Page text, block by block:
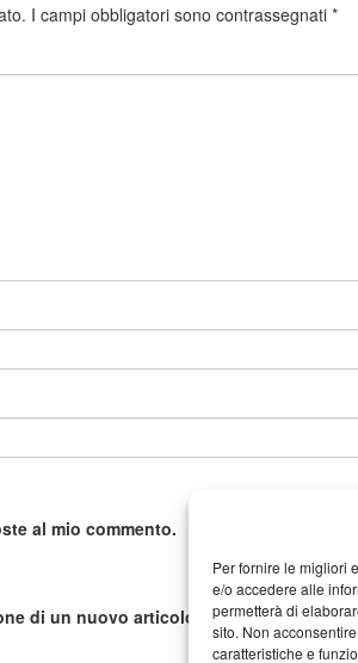
Per fornire le migliori
e/o accedere alle
permetterà di
sito. Non
caratteristiche e
I campi obbligatori sono contrassegnati *
al mio commento.
di un nuovo articolo.